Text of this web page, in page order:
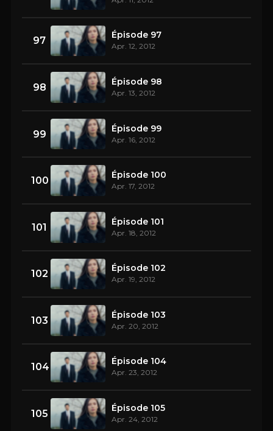
97 Épisode 97
Apr. 12, 2012
98 Épisode 98
Apr. 13, 2012
99 Épisode 99
Apr. 16, 2012
100 Épisode 100
Apr. 17, 2012
101 Épisode 101
Apr. 18, 2012
102 Épisode 102
Apr. 19, 2012
103 Épisode 103
Apr. 20, 2012
104 Épisode 104
Apr. 23, 2012
105 Épisode 105
Apr. 24, 2012